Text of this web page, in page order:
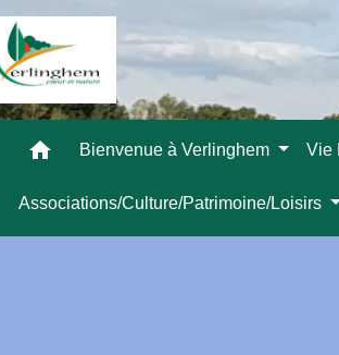
home Bienvenue à Verlinghem Vie
Associations/Culture/Patrimoine/Loisirs